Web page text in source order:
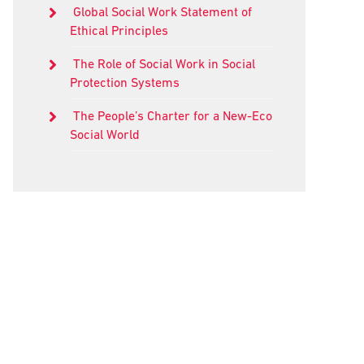
Global Social Work Statement of
Ethical Principles
The Role of Social Work in Social
Protection Systems
The People’s Charter for a New-Eco
Social World